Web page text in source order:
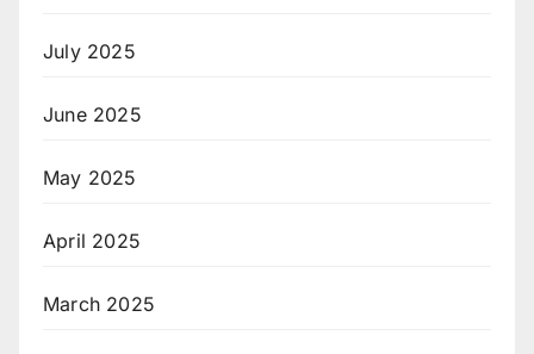
July 2025
June 2025
May 2025
April 2025
March 2025